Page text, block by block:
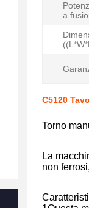
a
C5120
Torno
La
non